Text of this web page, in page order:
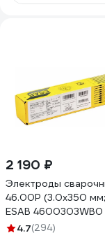
2 190 ₽
Электроды
46.00P (3.0х350 мм;
ESAB 4600303WB0
4.7(294)